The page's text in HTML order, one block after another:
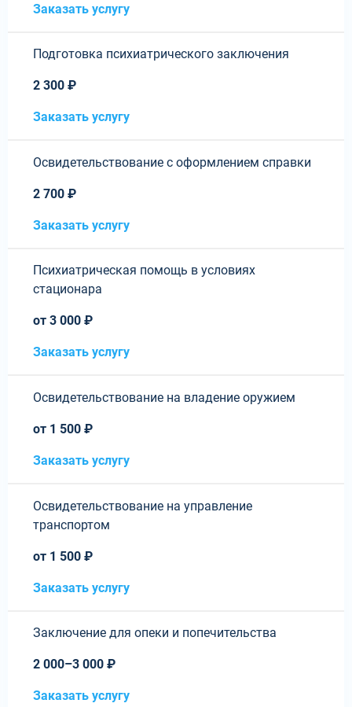
Заказать услугу
Подготовка психиатрического заключения
2 300 ₽
Заказать услугу
Освидетельствование с оформлением справки
2 700 ₽
Заказать услугу
Психиатрическая помощь в условиях
стационара
от 3 000 ₽
Заказать услугу
Освидетельствование на владение оружием
от 1 500 ₽
Заказать услугу
Освидетельствование на управление
транспортом
от 1 500 ₽
Заказать услугу
Заключение для опеки и попечительства
2 000–3 000 ₽
Заказать услугу